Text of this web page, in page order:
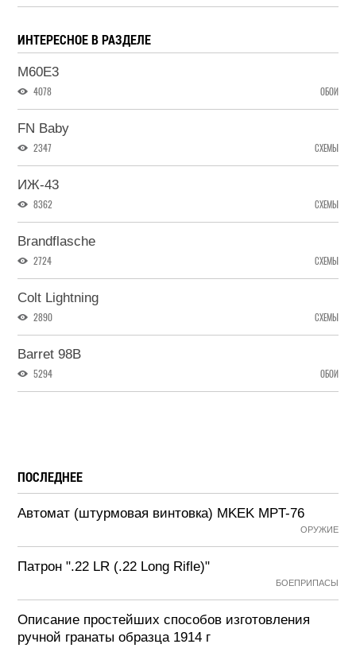
ИНТЕРЕСНОЕ В РАЗДЕЛЕ
M60E3
4078 ОБОИ
FN Baby
2347 СХЕМЫ
ИЖ-43
8362 СХЕМЫ
Brandflasche
2724 СХЕМЫ
Colt Lightning
2890 СХЕМЫ
Barret 98B
5294 ОБОИ
ПОСЛЕДНЕЕ
Автомат (штурмовая винтовка) MKEK MPT-76
ОРУЖИЕ
Патрон ".22 LR (.22 Long Rifle)"
БОЕПРИПАСЫ
Описание простейших способов изготовления
ручной гранаты образца 1914 г